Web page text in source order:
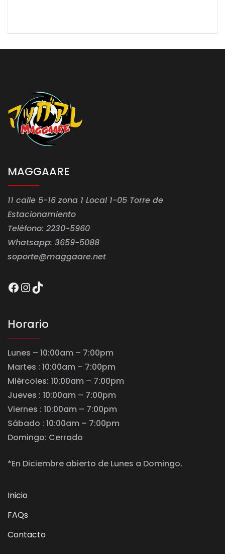
MAGGAARE
11 calle 5-16 zona 1 Local 1-05 Torre de
Estacionamiento
Teléfono: 2230-5960
Whatsapp: 3659-5088
soporte@maggaare.net
Facebook
Instagram
TikTok
Horario
Lunes – 10:00am – 7:00pm
Martes : 10:00am – 7:00pm
Miércoles: 10:00am – 7:00pm
Jueves : 10:00am – 7:00pm
Viernes : 10:00am – 7:00pm
Sábado : 10:00am – 7:00pm
Domingo: Cerrado
*En Diciembre abierto de Lunes a Domingo.
Inicio
FAQs
Contacto